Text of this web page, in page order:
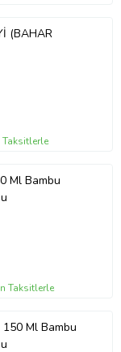
(BAHAR
Taksitlerle
Ml Bambu
Taksitlerle
Ml Bambu